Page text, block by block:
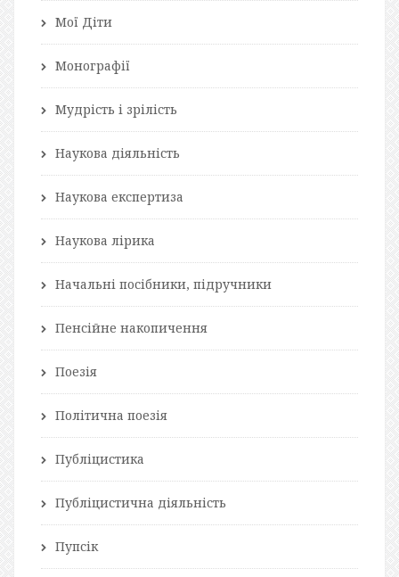
Мої Діти
Монографії
Мудрість і зрілість
Наукова діяльність
Наукова експертиза
Наукова лірика
Начальні посібники, підручники
Пенсійне накопичення
Поезія
Політична поезія
Публіцистика
Публіцистична діяльність
Пупсік